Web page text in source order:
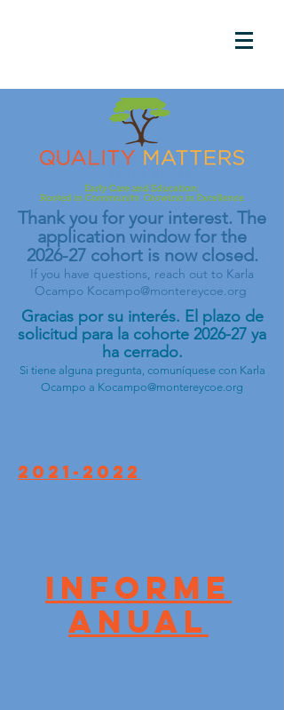
Thank you for your interest. The
application window for the
2026-27 cohort is now closed.
If you have questions, reach out to Karla
Ocampo Kocampo@montereycoe.org
Gracias por su interés. El plazo de
solicitud para la cohorte 2026-27 ya
ha cerrado.
Si tiene alguna pregunta, comuníquese con Karla
Ocampo a Kocampo@montereycoe.org
2021-2022
Informe
Anual